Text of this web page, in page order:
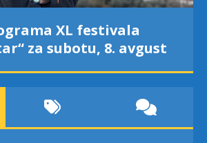
XL festivala
za subotu, 8. avgust